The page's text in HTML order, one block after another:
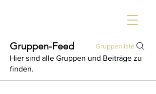
Gruppen-Feed Gruppenliste
Hier sind alle Gruppen und Beiträge zu
finden.